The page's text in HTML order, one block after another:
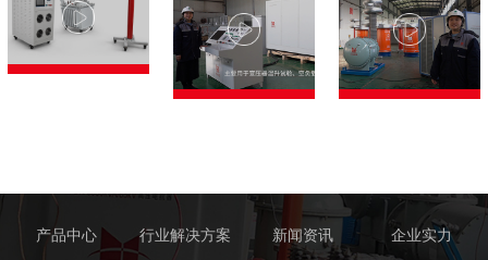
产品中心 行业解决方案 新闻资讯 企业实力